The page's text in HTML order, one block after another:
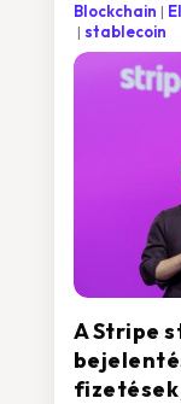
A Stripe
Blockchain
stablecoin